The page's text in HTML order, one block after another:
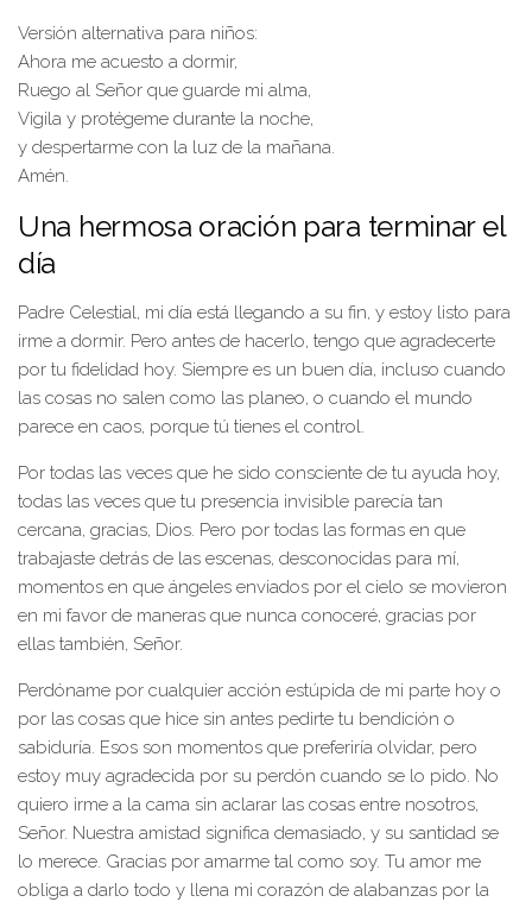
Versión alternativa para niños:
Ahora me acuesto a dormir,
Ruego al Señor que guarde mi alma,
Vigila y protégeme durante la noche,
y despertarme con la luz de la mañana.
Amén.
Una hermosa oración para terminar el
día
Padre Celestial, mi día está llegando a su fin, y estoy listo para
irme a dormir. Pero antes de hacerlo, tengo que agradecerte
por tu fidelidad hoy. Siempre es un buen día, incluso cuando
las cosas no salen como las planeo, o cuando el mundo
parece en caos, porque tú tienes el control.
Por todas las veces que he sido consciente de tu ayuda hoy,
todas las veces que tu presencia invisible parecía tan
cercana, gracias, Dios. Pero por todas las formas en que
trabajaste detrás de las escenas, desconocidas para mí,
momentos en que ángeles enviados por el cielo se movieron
en mi favor de maneras que nunca conoceré, gracias por
ellas también, Señor.
Perdóname por cualquier acción estúpida de mi parte hoy o
por las cosas que hice sin antes pedirte tu bendición o
sabiduría. Esos son momentos que preferiría olvidar, pero
estoy muy agradecida por su perdón cuando se lo pido. No
quiero irme a la cama sin aclarar las cosas entre nosotros,
Señor. Nuestra amistad significa demasiado, y su santidad se
lo merece. Gracias por amarme tal como soy. Tu amor me
obliga a darlo todo y llena mi corazón de alabanzas por la